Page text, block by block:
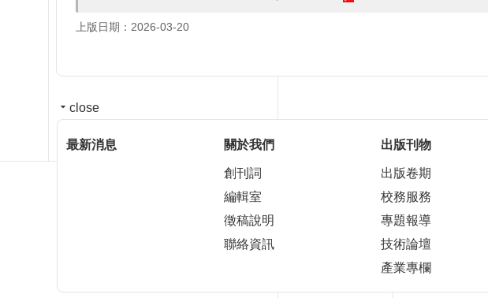
上版日期：2026-03-20
close
最新消息 關於我們
創刊詞
編輯室
徵稿說明
聯絡資訊
出版刊物
出版卷期
校務服務
專題報導
技術論壇
產業專欄